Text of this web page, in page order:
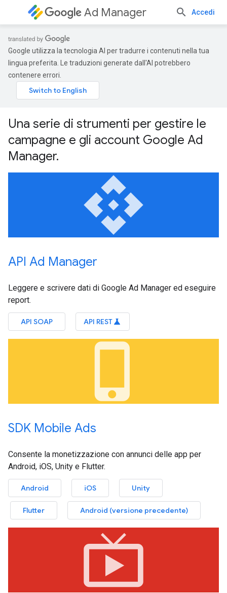
Ad Manager Accedi
Google utilizza la tecnologia AI per tradurre i contenuti nella tua
lingua preferita. Le traduzioni generate dall'AI potrebbero
contenere errori.
Una serie di strumenti per gestire le
campagne e gli account Google Ad
Manager.
api
API Ad Manager
Leggere e scrivere dati di Google Ad Manager ed eseguire
report.
API SOAP API RESTscience
phone_iphone
SDK Mobile Ads
Consente la monetizzazione con annunci delle app per
Android, iOS, Unity e Flutter.
Android iOS Unity
Flutter Android (versione precedente)
live_tv